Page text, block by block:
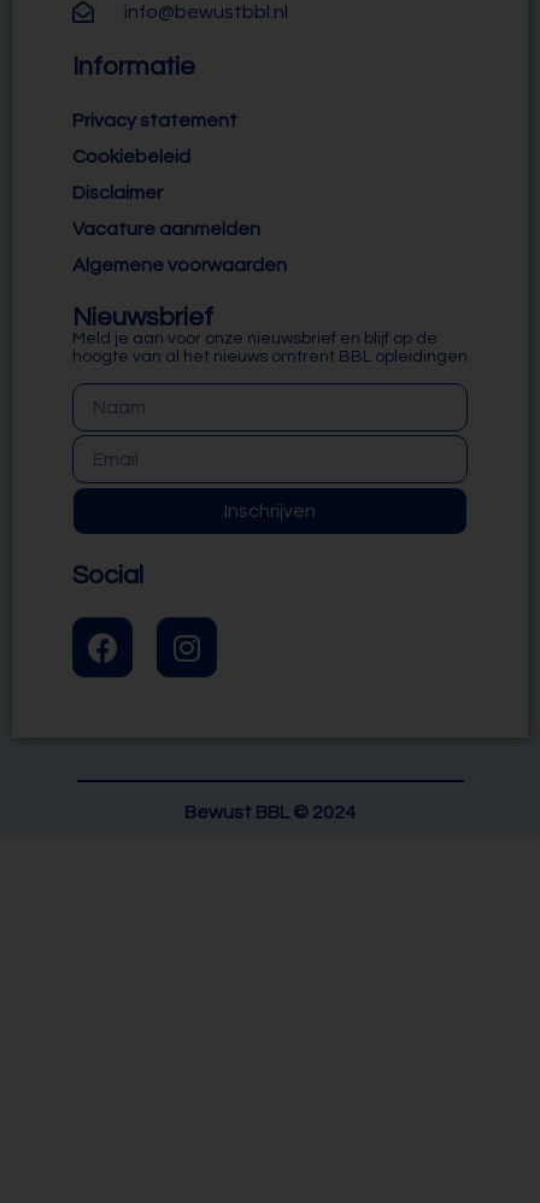
info@bewustbbl.nl
Informatie
Privacy statement
Cookiebeleid
Disclaimer
Vacature aanmelden
Algemene voorwaarden
Nieuwsbrief
Meld je aan voor onze nieuwsbrief en blijf op de
hoogte van al het nieuws omtrent BBL opleidingen
Inschrijven
Social
Bewust BBL © 2024